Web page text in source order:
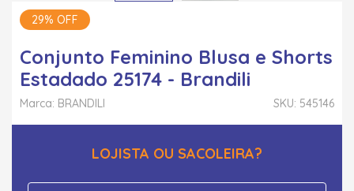
29% OFF
Conjunto Feminino Blusa e Shorts
Estadado 25174 - Brandili
SKU: 545146
Marca: BRANDILI
LOJISTA OU SACOLEIRA?